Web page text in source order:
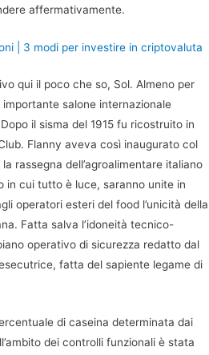
affermativamente.
| 3 modi per investire in criptovaluta
qui il poco che so, Sol. Almeno per
salone internazionale
il sisma del 1915 fu ricostruito in
Flanny aveva così inaugurato col
rassegna dell’agroalimentare italiano
in cui tutto è luce, saranno unite in
operatori esteri del food l’unicità della
Fatta salva l’idoneità tecnico-
operativo di sicurezza redatto dal
fatta del sapiente legame di
di caseina determinata dai
dei controlli funzionali è stata